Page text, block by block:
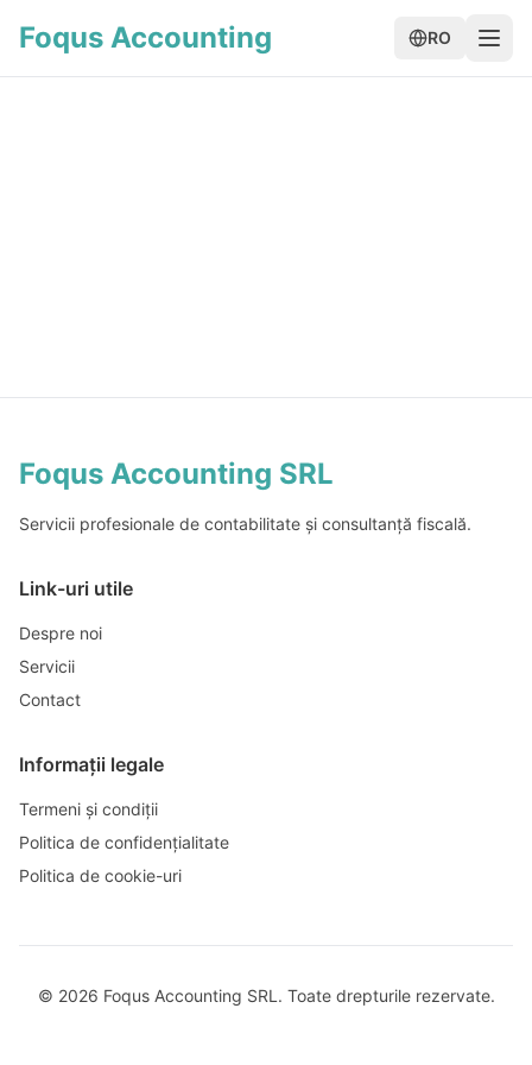
Foqus Accounting RO
Foqus Accounting SRL
Servicii profesionale de contabilitate și consultanță fiscală.
Link-uri utile
Despre noi
Servicii
Contact
Informații legale
Termeni și condiții
Politica de confidențialitate
Politica de cookie-uri
© 2026 Foqus Accounting SRL. Toate drepturile rezervate.